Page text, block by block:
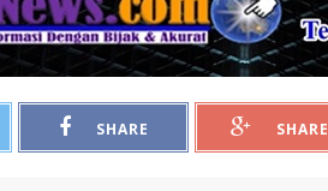
SHARE SHARE